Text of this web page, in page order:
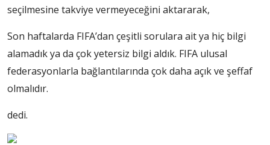
seçilmesine takviye vermeyeceğini aktararak,
Son haftalarda FIFA’dan çeşitli sorulara ait ya hiç bilgi
alamadık ya da çok yetersiz bilgi aldık. FIFA ulusal
federasyonlarla bağlantılarında çok daha açık ve şeffaf
olmalıdır.
dedi.